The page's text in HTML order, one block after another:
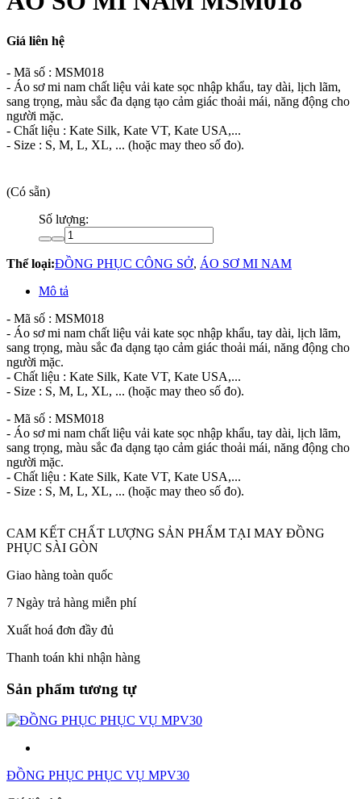
Giá liên hệ
- Mã số : MSM018
- Áo sơ mi nam chất liệu vải kate sọc nhập khẩu, tay dài, lịch lãm,
sang trọng, màu sắc đa dạng tạo cảm giác thoải mái, năng động cho
người mặc.
- Chất liệu : Kate Silk, Kate VT, Kate USA,...
- Size : S, M, L, XL, ... (hoặc may theo số đo).
(Có sẵn)
Số lượng:
Thể loại:ĐỒNG PHỤC CÔNG SỞ, ÁO SƠ MI NAM
Mô tả
- Mã số : MSM018
- Áo sơ mi nam chất liệu vải kate sọc nhập khẩu, tay dài, lịch lãm,
sang trọng, màu sắc đa dạng tạo cảm giác thoải mái, năng động cho
người mặc.
- Chất liệu : Kate Silk, Kate VT, Kate USA,...
- Size : S, M, L, XL, ... (hoặc may theo số đo).
- Mã số : MSM018
- Áo sơ mi nam chất liệu vải kate sọc nhập khẩu, tay dài, lịch lãm,
sang trọng, màu sắc đa dạng tạo cảm giác thoải mái, năng động cho
người mặc.
- Chất liệu : Kate Silk, Kate VT, Kate USA,...
- Size : S, M, L, XL, ... (hoặc may theo số đo).
CAM KẾT CHẤT LƯỢNG SẢN PHẨM TẠI MAY ĐỒNG
PHỤC SÀI GÒN
Giao hàng toàn quốc
7 Ngày trả hàng miễn phí
Xuất hoá đơn đầy đủ
Thanh toán khi nhận hàng
Sản phẩm tương tự
ĐỒNG PHỤC PHỤC VỤ MPV30